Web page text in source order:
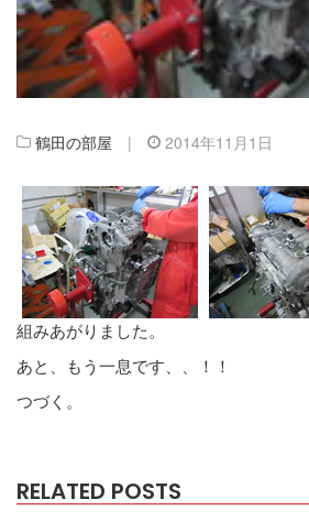
鶴田の部屋 | 2014年11月1日
組みあがりました。
あと、もう一息です、、！！
つづく。
RELATED POSTS